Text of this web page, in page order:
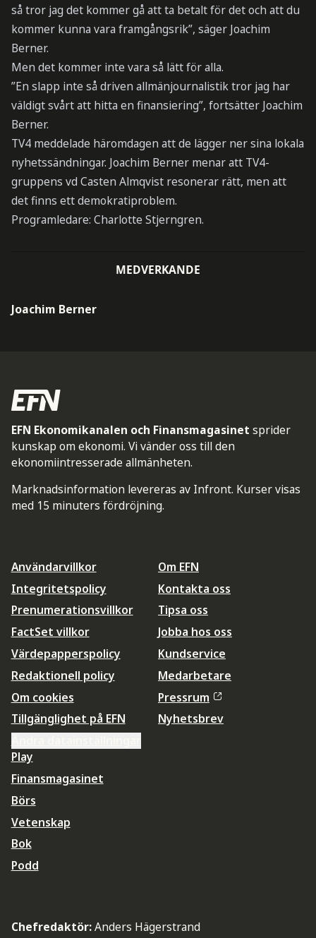
så tror jag det kommer gå att ta betalt för det och att du
kommer kunna vara framgångsrik”, säger Joachim
Berner.
Men det kommer inte vara så lätt för alla.
”En slapp inte så driven allmänjournalistik tror jag har
väldigt svårt att hitta en finansiering”, fortsätter Joachim
Berner.
TV4 meddelade häromdagen att de lägger ner sina lokala
nyhetssändningar. Joachim Berner menar att TV4-
gruppens vd Casten Almqvist resonerar rätt, men att
det finns ett demokratiproblem.
Programledare: Charlotte Stjerngren.
MEDVERKANDE
Joachim Berner
EFN Ekonomikanalen och Finansmagasinet sprider
kunskap om ekonomi. Vi vänder oss till den
ekonomiintresserade allmänheten.
Marknadsinformation levereras av Infront. Kurser visas
med 15 minuters fördröjning.
Användarvillkor
Integritetspolicy
Prenumerationsvillkor
FactSet villkor
Värdepapperspolicy
Redaktionell policy
Om cookies
Tillgänglighet på EFN
Om EFN
Kontakta oss
Tipsa oss
Jobba hos oss
Kundservice
Medarbetare
Pressrum
Nyhetsbrev
Play
Finansmagasinet
Börs
Vetenskap
Bok
Podd
Chefredaktör:Anders Hägerstrand